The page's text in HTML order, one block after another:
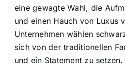
eine gewagte Wahl, die
und einen Hauch von Luxus
Unternehmen wählen
sich von der traditionellen
und ein Statement zu setzen.